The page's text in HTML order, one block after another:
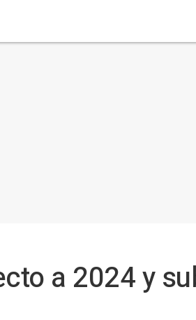
a 2024 y